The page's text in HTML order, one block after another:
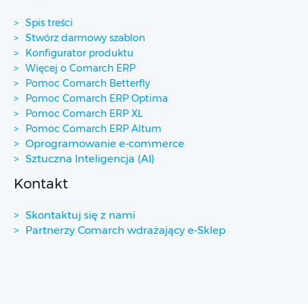
Spis treści
Stwórz darmowy szablon
Konfigurator produktu
Więcej o Comarch ERP
Pomoc Comarch Betterfly
Pomoc Comarch ERP Optima
Pomoc Comarch ERP XL
Pomoc Comarch ERP Altum
Oprogramowanie e-commerce
Sztuczna Inteligencja (AI)
Kontakt
Skontaktuj się z nami
Partnerzy Comarch wdrażający e-Sklep